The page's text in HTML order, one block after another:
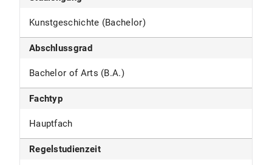
Kunstgeschichte (Bachelor)
Abschlussgrad
Bachelor of Arts (B.A.)
Fachtyp
Hauptfach
Regelstudienzeit